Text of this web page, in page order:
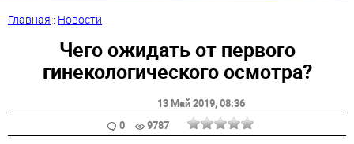
Главная : Новости
Чего ожидать от первого
гинекологического осмотра?
13 Май 2019, 08:36
0
9787